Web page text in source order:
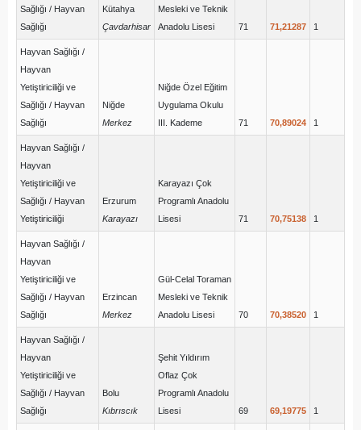
Sağlığı / Hayvan
Sağlığı
Kütahya
Çavdarhisar
Mesleki ve Teknik
Anadolu Lisesi
71 71,21287 1
Hayvan Sağlığı /
Hayvan
Yetiştiriciliği ve
Sağlığı / Hayvan
Sağlığı
Niğde
Merkez
Niğde Özel Eğitim
Uygulama Okulu
III. Kademe
71 70,89024 1
Hayvan Sağlığı /
Hayvan
Yetiştiriciliği ve
Sağlığı / Hayvan
Yetiştiriciliği
Erzurum
Karayazı
Karayazı Çok
Programlı Anadolu
Lisesi
71 70,75138 1
Hayvan Sağlığı /
Hayvan
Yetiştiriciliği ve
Sağlığı / Hayvan
Sağlığı
Erzincan
Merkez
Gül-Celal Toraman
Mesleki ve Teknik
Anadolu Lisesi
70 70,38520 1
Hayvan Sağlığı /
Hayvan
Yetiştiriciliği ve
Sağlığı / Hayvan
Sağlığı
Bolu
Kıbrıscık
Şehit Yıldırım
Oflaz Çok
Programlı Anadolu
Lisesi
69 69,19775 1